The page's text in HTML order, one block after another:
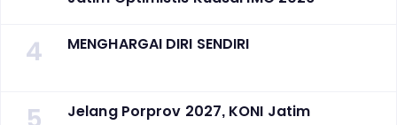
4 MENGHARGAI DIRI SENDIRI
Jelang Porprov 2027, KONI Jatim